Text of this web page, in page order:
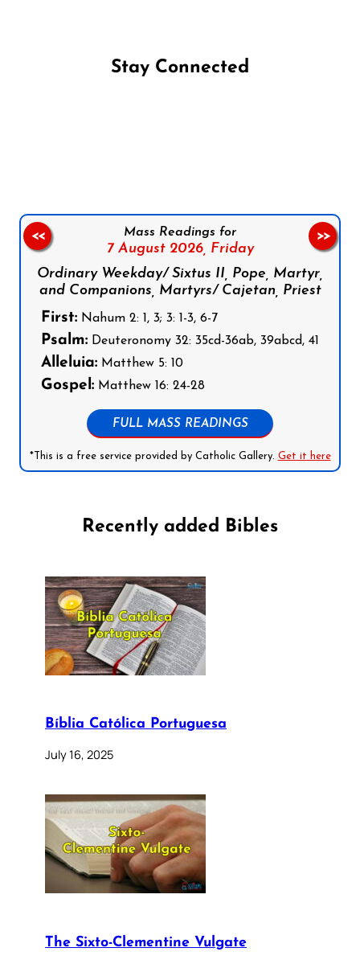
Stay Connected
Mass Readings for
7 August 2026, Friday
Ordinary Weekday/ Sixtus II, Pope, Martyr,
and Companions, Martyrs/ Cajetan, Priest
First: Nahum 2: 1, 3; 3: 1-3, 6-7
Psalm: Deuteronomy 32: 35cd-36ab, 39abcd, 41
Alleluia: Matthew 5: 10
Gospel: Matthew 16: 24-28
FULL MASS READINGS
*This is a free service provided by Catholic Gallery. Get it here
<< >>
Recently added Bibles
Bíblia Católica Portuguesa
July 16, 2025
The Sixto-Clementine Vulgate